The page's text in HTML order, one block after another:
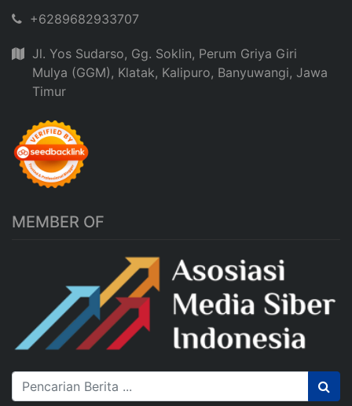
+6289682933707
Jl. Yos Sudarso, Gg. Soklin, Perum Griya Giri
Mulya (GGM), Klatak, Kalipuro, Banyuwangi, Jawa
Timur
MEMBER OF